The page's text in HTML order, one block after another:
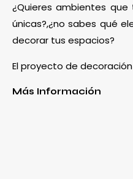
¿Quieres ambientes
únicas?,¿no sabes qué
decorar tus espacios?
El proyecto de
Más Información